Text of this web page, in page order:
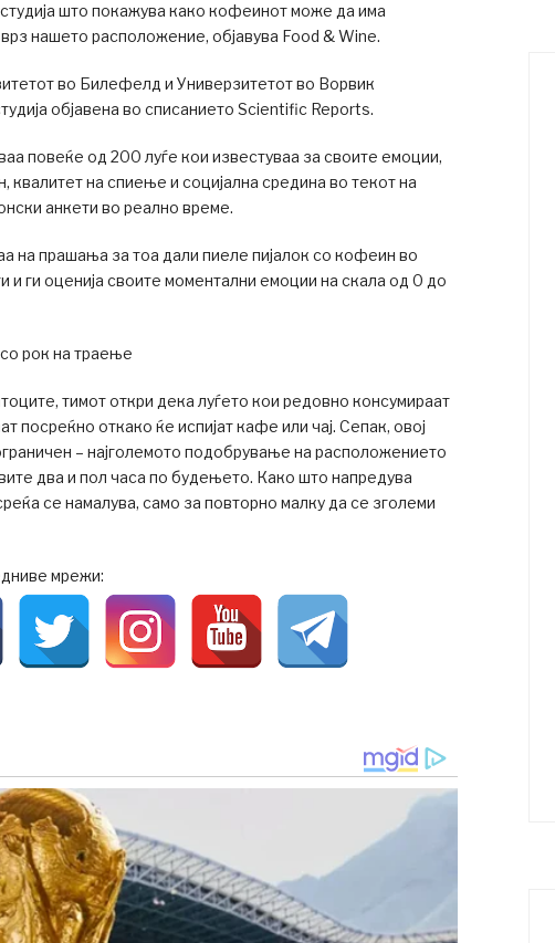
студија што покажува како кофеинот може да има
нашето расположение, објавува Food & Wine.
во Билефелд и Универзитетот во Ворвик
објавена во списанието Scientific Reports.
повеќе од 200 луѓе кои известуваа за своите емоции,
на спиење и социјална средина во текот на
анкети во реално време.
на прашања за тоа дали пиеле пијалок со кофеин во
и ги оценија своите моментални емоции на скала од 0 до
рок на траење
тимот откри дека луѓето кои редовно консумираат
посреќно откако ќе испијат кафе или чај. Сепак, овој
– најголемото подобрување на расположението
два и пол часа по будењето. Како што напредува
се намалува, само за повторно малку да се зголеми
мрежи: